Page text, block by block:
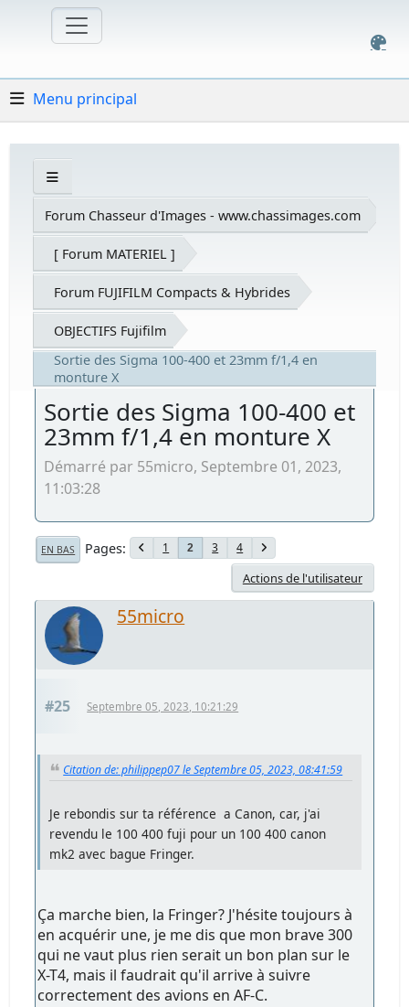
Menu principal
Forum Chasseur d'Images - www.chassimages.com
[ Forum MATERIEL ]
Forum FUJIFILM Compacts & Hybrides
OBJECTIFS Fujifilm
Sortie des Sigma 100-400 et 23mm f/1,4 en
monture X
Sortie des Sigma 100-400 et
23mm f/1,4 en monture X
Démarré par 55micro, Septembre 01, 2023,
11:03:28
EN BAS Pages 1 2 3 4
Actions de l'utilisateur
55micro
#25 Septembre 05, 2023, 10:21:29
Citation de: philippep07 le Septembre 05, 2023, 08:41:59
Je rebondis sur ta référence a Canon, car, j'ai
revendu le 100 400 fuji pour un 100 400 canon
mk2 avec bague Fringer.
Ça marche bien, la Fringer? J'hésite toujours à
en acquérir une, je me dis que mon brave 300
qui ne vaut plus rien serait un bon plan sur le
X-T4, mais il faudrait qu'il arrive à suivre
correctement des avions en AF-C.